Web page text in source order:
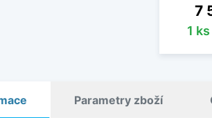
7
1
Parametry zboží